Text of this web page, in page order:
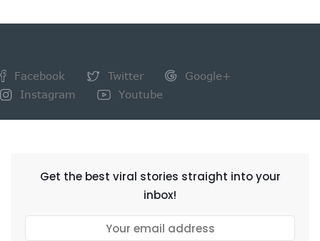
Facebook Twitter
Google+
Instagram
Youtube
Get the best viral stories straight into your
inbox!